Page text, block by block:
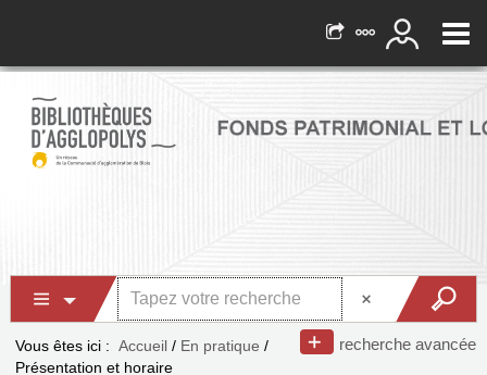
recherche avancée
Vous êtes ici : Accueil / En pratique /
Présentation et horaire